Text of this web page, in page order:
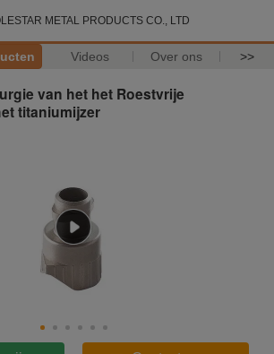
METAL PRODUCTS CO., LTD
Videos Over ons >>
van het het Roestvrije
titaniumijzer